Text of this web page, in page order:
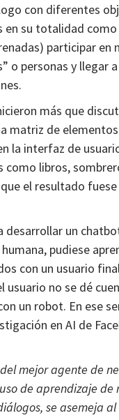
con diferentes
en su totalidad como
participar en
o personas y llegar
más que
matriz de
la interfaz de
como libros,
el resultado
desarrollar un
pudiese
con un usuario
usuario no se dé
un robot. En ese
en AI de
mejor agente de
de aprendizaje de
se asemeja al